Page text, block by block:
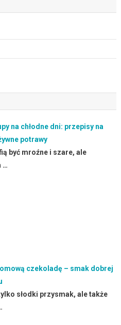
na chłodne dni: przepisy na
potrawy
być mroźne i szare, ale
…
czekoladę – smak dobrej
słodki przysmak, ale także